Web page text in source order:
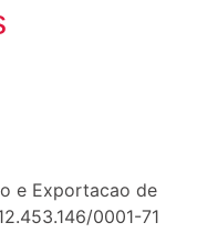
e Exportacao de
0001-71